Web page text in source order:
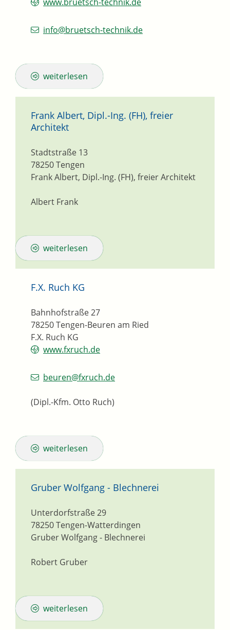
info@bruetsch-technik.de
weiterlesen
Frank Albert, Dipl.-Ing. (FH), freier
Architekt
Frank Albert, Dipl.-Ing. (FH), freier Architekt
Stadtstraße 13
78250Tengen
Albert Frank
weiterlesen
F.X. Ruch KG
F.X. Ruch KG
Bahnhofstraße 27
78250Tengen-Beuren am Ried
www.fxruch.de
beuren@fxruch.de
(Dipl.-Kfm. Otto Ruch)
weiterlesen
Gruber Wolfgang - Blechnerei
Gruber Wolfgang - Blechnerei
Unterdorfstraße 29
78250Tengen-Watterdingen
Robert Gruber
weiterlesen